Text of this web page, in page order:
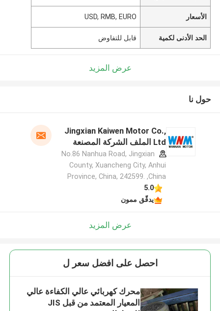
الأسعار USD, RMB, EURO
الحد الأدنى لكمية قابل للتفاوض
عرض المزيد
حول نا
Jingxian Kaiwen Motor Co.,
Ltd الملف الشركة المصنعة
No.86 Nanhua Road, Jingxian
County, Xuancheng City, Anhui
Province, China, 242599. ,China
5.0
يدقّق ممون
عرض المزيد
احصل على افضل سعر ل
محرك كهربائي عالي الكفاءة عالي
المعيار المعتمد من قبل JIS